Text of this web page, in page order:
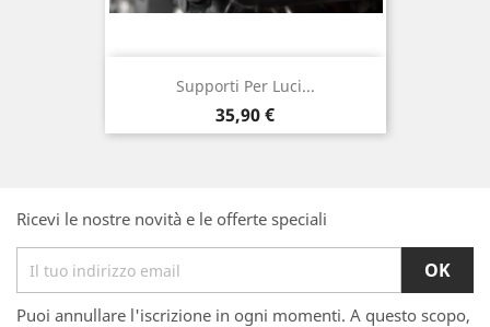
Supporti Per Luci...
Prezzo
35,90 €
Ricevi le nostre novità e le offerte speciali
Puoi annullare l'iscrizione in ogni momenti. A questo scopo,